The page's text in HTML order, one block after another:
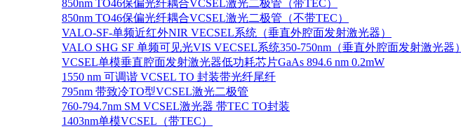
850nm TO46保偏光纤耦合VCSEL激光二极管（带TEC）
850nm TO46保偏光纤耦合VCSEL激光二极管（不带TEC）
VALO-SF-单频近红外NIR VECSEL系统（垂直外腔面发射激光器）
VALO SHG SF 单频可见光VIS VECSEL系统350-750nm（垂直外腔面发射激光器）
VCSEL单模垂直腔面发射激光器低功耗芯片GaAs 894.6 nm 0.2mW
1550 nm 可调谐 VCSEL TO 封装带光纤尾纤
795nm 带致冷TO型VCSEL激光二极管
760-794.7nm SM VCSEL激光器 带TEC TO封装
1403nm单模VCSEL（带TEC）